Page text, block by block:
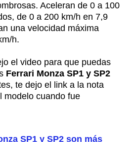
Aceleran de 0 a 100
de 0 a 200 km/h en 7,9
una velocidad máxima
h.
el video para que puedas
Ferrari Monza SP1 y SP2
te dejo el link a la nota
modelo cuando fue
SP1 y SP2 son más